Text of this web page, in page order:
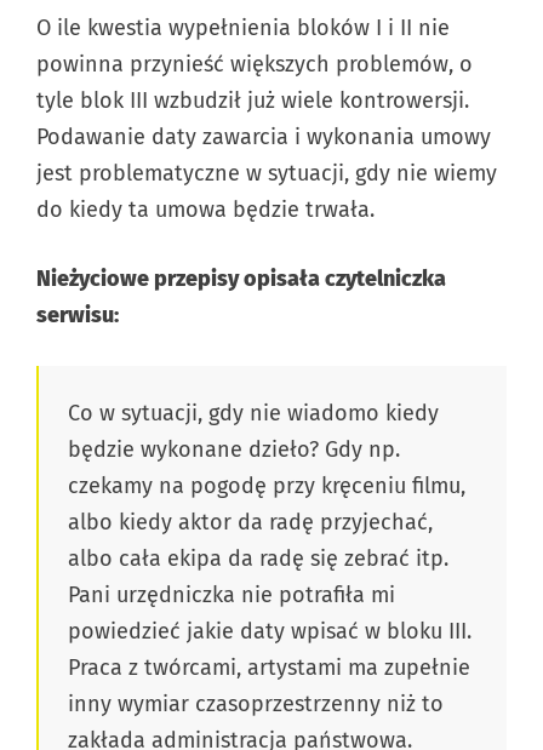
O ile kwestia wypełnienia bloków I i II nie
powinna przynieść większych problemów, o
tyle blok III wzbudził już wiele kontrowersji.
Podawanie daty zawarcia i wykonania umowy
jest problematyczne w sytuacji, gdy nie wiemy
do kiedy ta umowa będzie trwała.
Nieżyciowe przepisy opisała czytelniczka
serwisu:
Co w sytuacji, gdy nie wiadomo kiedy
będzie wykonane dzieło? Gdy np.
czekamy na pogodę przy kręceniu filmu,
albo kiedy aktor da radę przyjechać,
albo cała ekipa da radę się zebrać itp.
Pani urzędniczka nie potrafiła mi
powiedzieć jakie daty wpisać w bloku III.
Praca z twórcami, artystami ma zupełnie
inny wymiar czasoprzestrzenny niż to
zakłada administracja państwowa.